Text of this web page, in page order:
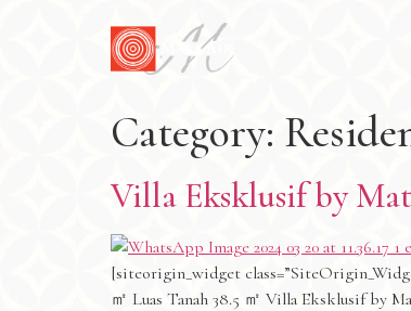
Category:
Villa Eksklusif by
[siteorigin_widget
㎡ Luas Tanah 38.5 ㎡ Villa Eksklusif by